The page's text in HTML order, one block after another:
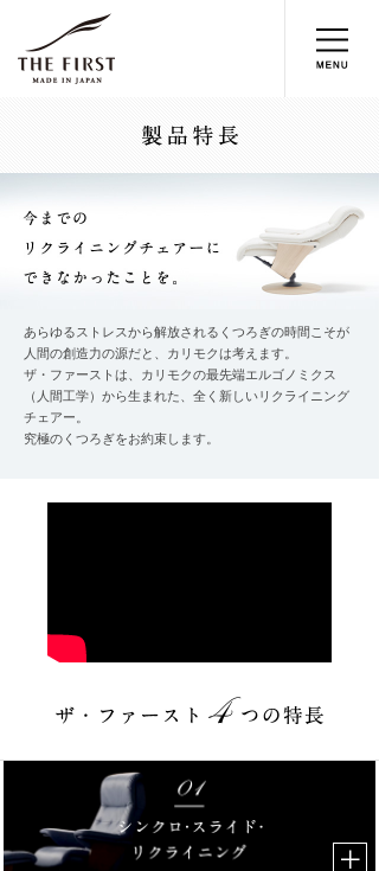
あらゆるストレスから解放されるくつろぎの時間こそが
人間の創造力の源だと、カリモクは考えます。
ザ・ファーストは、カリモクの最先端エルゴノミクス
（人間工学）から生まれた、全く新しいリクライニング
チェアー。
究極のくつろぎをお約束します。